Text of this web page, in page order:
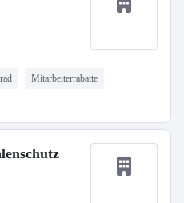
Mitarbeiterrabatte